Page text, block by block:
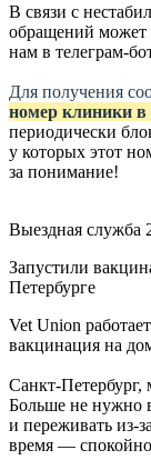
В связи с
обращений может
нам в телеграм-
Для получения
номер клиники в
периодически
у которых этот
за понимание!
Выездная служба
Запустили
Петербурге
Vet Union
вакцинация на
Санкт-
Больше не нужно
и переживать из-
время —